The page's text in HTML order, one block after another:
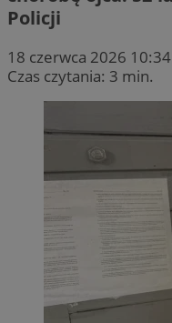
Policji
18 czerwca 2026 10:34
Czas czytania: 3 min.